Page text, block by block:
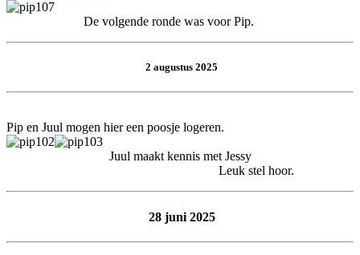
De volgende ronde was voor Pip.
2 augustus 2025
Pip en Juul mogen hier een poosje logeren.
Juul maakt kennis met Jessy
Leuk stel hoor.
28 juni 2025